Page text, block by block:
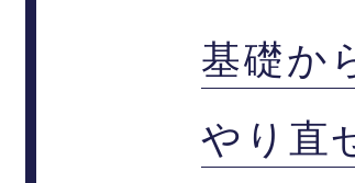
基礎か
やり直